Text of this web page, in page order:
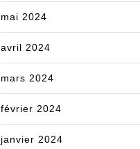
mai 2024
avril 2024
mars 2024
février 2024
janvier 2024